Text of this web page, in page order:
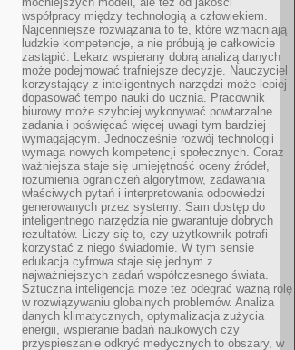
współpracy między technologią a człowiekiem.
Najcenniejsze rozwiązania to te, które wzmacniają
ludzkie kompetencje, a nie próbują je całkowicie
zastąpić. Lekarz wspierany dobrą analizą danych
może podejmować trafniejsze decyzje. Nauczyciel
korzystający z inteligentnych narzędzi może lepiej
dopasować tempo nauki do ucznia. Pracownik
biurowy może szybciej wykonywać powtarzalne
zadania i poświęcać więcej uwagi tym bardziej
wymagającym. Jednocześnie rozwój technologii
wymaga nowych kompetencji społecznych. Coraz
ważniejsza staje się umiejętność oceny źródeł,
rozumienia ograniczeń algorytmów, zadawania
właściwych pytań i interpretowania odpowiedzi
generowanych przez systemy. Sam dostęp do
inteligentnego narzędzia nie gwarantuje dobrych
rezultatów. Liczy się to, czy użytkownik potrafi
korzystać z niego świadomie. W tym sensie
edukacja cyfrowa staje się jednym z
najważniejszych zadań współczesnego świata.
Sztuczna inteligencja może też odegrać ważną rolę
w rozwiązywaniu globalnych problemów. Analiza
danych klimatycznych, optymalizacja zużycia
energii, wspieranie badań naukowych czy
przyspieszanie odkryć medycznych to obszary, w